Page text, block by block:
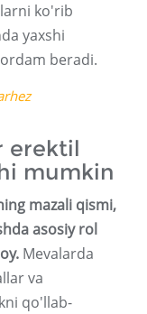
ko'rib
yaxshi
beradi.
erektil
mumkin
mazali qismi,
asosiy rol
Mevalarda
va
qo'llab-